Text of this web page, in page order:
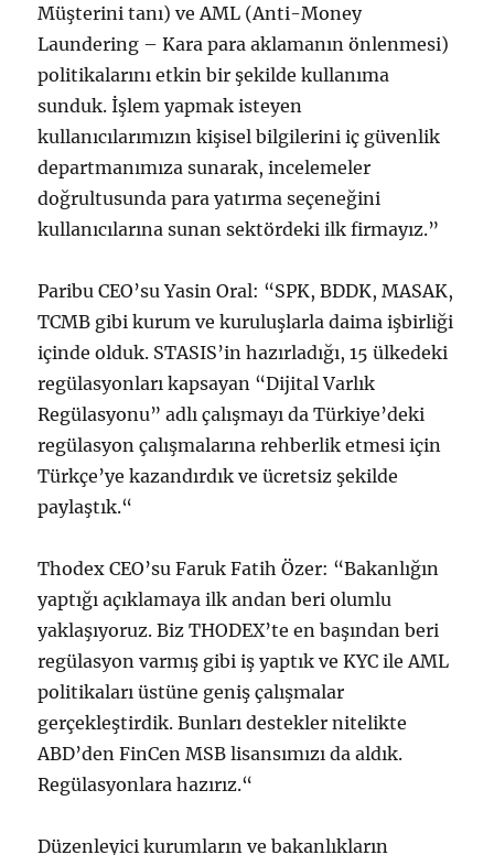
Müşterini tanı) ve AML (Anti-Money
Laundering – Kara para aklamanın önlenmesi)
politikalarını etkin bir şekilde kullanıma
sunduk. İşlem yapmak isteyen
kullanıcılarımızın kişisel bilgilerini iç güvenlik
departmanımıza sunarak, incelemeler
doğrultusunda para yatırma seçeneğini
kullanıcılarına sunan sektördeki ilk firmayız.”
Paribu CEO’su Yasin Oral: “SPK, BDDK, MASAK,
TCMB gibi kurum ve kuruluşlarla daima işbirliği
içinde olduk. STASIS’in hazırladığı, 15 ülkedeki
regülasyonları kapsayan “Dijital Varlık
Regülasyonu” adlı çalışmayı da Türkiye’deki
regülasyon çalışmalarına rehberlik etmesi için
Türkçe’ye kazandırdık ve ücretsiz şekilde
paylaştık.“
Thodex CEO’su Faruk Fatih Özer: “Bakanlığın
yaptığı açıklamaya ilk andan beri olumlu
yaklaşıyoruz. Biz THODEX’te en başından beri
regülasyon varmış gibi iş yaptık ve KYC ile AML
politikaları üstüne geniş çalışmalar
gerçekleştirdik. Bunları destekler nitelikte
ABD’den FinCen MSB lisansımızı da aldık.
Regülasyonlara hazırız.“
Düzenleyici kurumların ve bakanlıkların